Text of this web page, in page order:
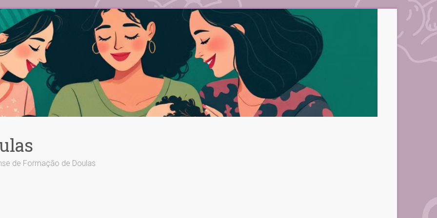
de Formação de Doulas